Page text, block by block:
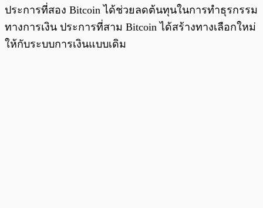
ประการที่สอง Bitcoin ได้ช่วยลดต้นทุนในการทำธุรกรรม
ทางการเงิน ประการที่สาม Bitcoin ได้สร้างทางเลือกใหม่
ให้กับระบบการเงินแบบเดิม